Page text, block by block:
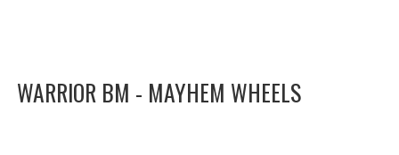
WARRIOR BM - MAYHEM WHEELS